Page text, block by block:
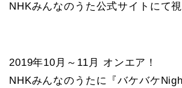
NHKみんなのうた公式サイトにて
2019年10月～11月 オンエア！
NHKみんなのうたに『バケバケ